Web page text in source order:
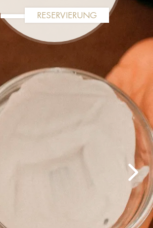
RESERVIERUNG